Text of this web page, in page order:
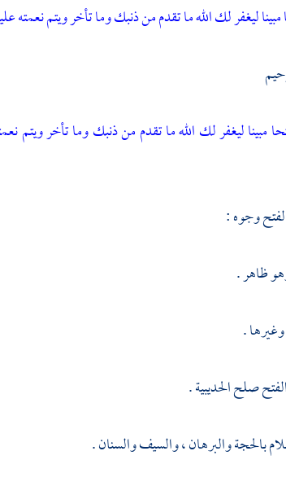
ليغفر لك الله ما تقدم من ذنبك وما تأخر ويتم نعمته
مبيناليغفر لك الله ما تقدم من ذنبك وما تأخر ويتم
وجوه :
ظاهر .
وغيرها .
صلحالحديبية.
بالحجة والبرهان ، والسيف والسنان .